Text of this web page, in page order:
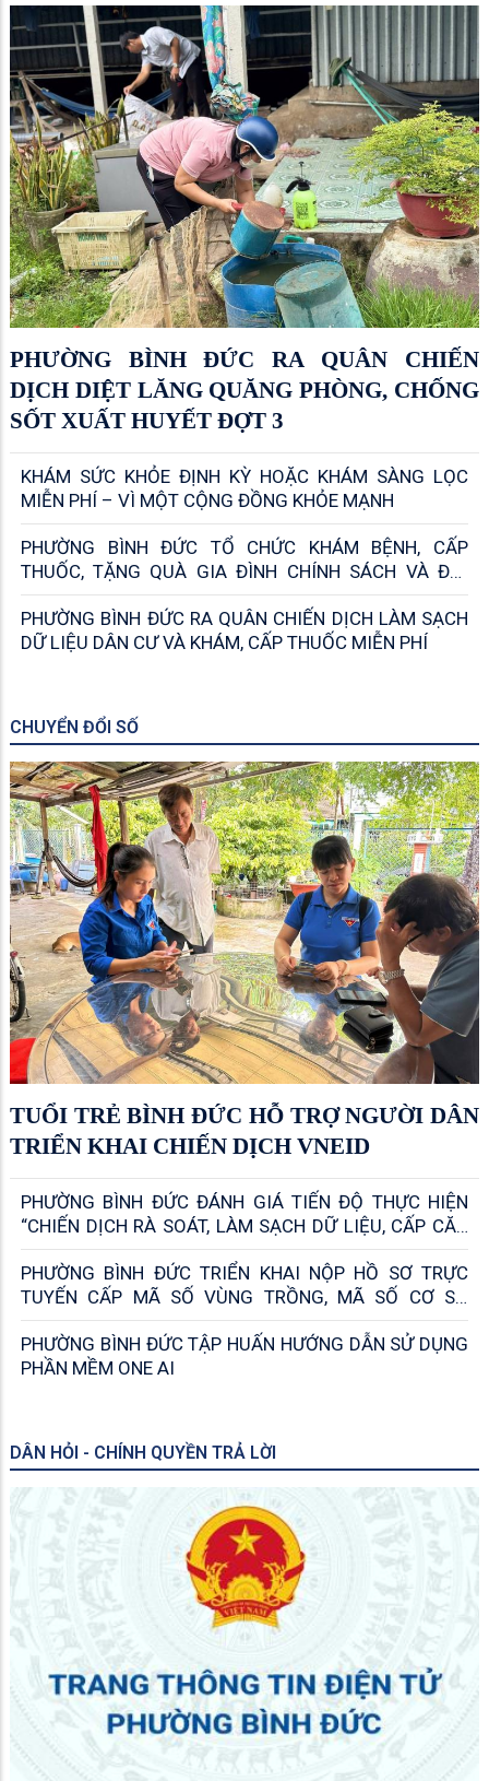
PHƯỜNG BÌNH ĐỨC RA QUÂN CHIẾN
DỊCH DIỆT LĂNG QUĂNG PHÒNG, CHỐNG
SỐT XUẤT HUYẾT ĐỢT 3
KHÁM SỨC KHỎE ĐỊNH KỲ HOẶC KHÁM SÀNG LỌC
MIỄN PHÍ – VÌ MỘT CỘNG ĐỒNG KHỎE MẠNH
PHƯỜNG BÌNH ĐỨC TỔ CHỨC KHÁM BỆNH, CẤP
THUỐC, TẶNG QUÀ GIA ĐÌNH CHÍNH SÁCH VÀ ĐỔI
RÁC THẢI NHỰA NHẬN DỤNG CỤ HỌC TẬP
PHƯỜNG BÌNH ĐỨC RA QUÂN CHIẾN DỊCH LÀM SẠCH
DỮ LIỆU DÂN CƯ VÀ KHÁM, CẤP THUỐC MIỄN PHÍ
CHUYỂN ĐỔI SỐ
TUỔI TRẺ BÌNH ĐỨC HỖ TRỢ NGƯỜI DÂN
TRIỂN KHAI CHIẾN DỊCH VNEID
PHƯỜNG BÌNH ĐỨC ĐÁNH GIÁ TIẾN ĐỘ THỰC HIỆN
“CHIẾN DỊCH RÀ SOÁT, LÀM SẠCH DỮ LIỆU, CẤP CĂN
CƯỚC, ĐỊNH DANH ĐIỆN TỬ CÁ NHÂN, TỔ CHỨC VÀ SỔ
SỨC KHỎE ĐIỆN TỬ TRÊN ỨNG DỤNG VNEID”
PHƯỜNG BÌNH ĐỨC TRIỂN KHAI NỘP HỒ SƠ TRỰC
TUYẾN CẤP MÃ SỐ VÙNG TRỒNG, MÃ SỐ CƠ SỞ
ĐÓNG GÓI
PHƯỜNG BÌNH ĐỨC TẬP HUẤN HƯỚNG DẪN SỬ DỤNG
PHẦN MỀM ONE AI
DÂN HỎI - CHÍNH QUYỀN TRẢ LỜI